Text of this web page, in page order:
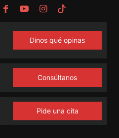
Dinos qué opinas
Consúltanos
Pide una cita